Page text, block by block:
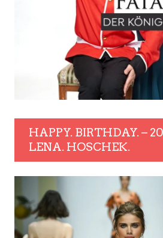
HAPPY. BIRTHDAY. –
LENA. HOSCHEK.